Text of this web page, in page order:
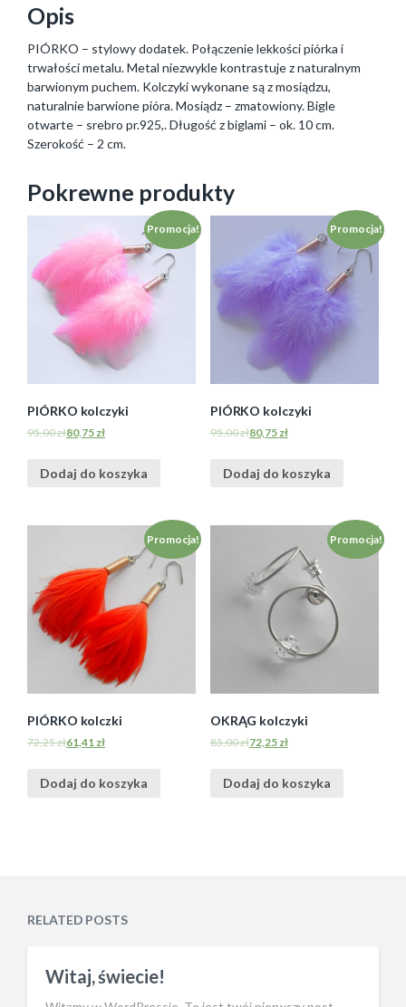
Opis
PIÓRKO – stylowy dodatek. Połączenie lekkości piórka i
trwałości metalu. Metal niezwykle kontrastuje z naturalnym
barwionym puchem. Kolczyki wykonane są z mosiądzu,
naturalnie barwione pióra. Mosiądz – zmatowiony. Bigle
otwarte – srebro pr.925,. Długość z biglami – ok. 10 cm.
Szerokość – 2 cm.
Pokrewne produkty
Promocja!
PIÓRKO kolczyki
95,00zł80,75 zł
Dodaj do koszyka
Promocja!
PIÓRKO kolczyki
95,00zł80,75 zł
Dodaj do koszyka
Promocja!
PIÓRKO kolczki
72,25zł61,41 zł
Dodaj do koszyka
Promocja!
OKRĄG kolczyki
85,00zł72,25 zł
Dodaj do koszyka
RELATED POSTS
Witaj, świecie!